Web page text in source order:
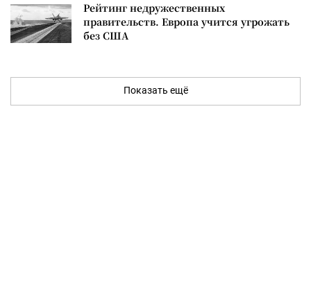
Рейтинг недружественных
правительств. Европа учится угрожать
без США
Показать ещё